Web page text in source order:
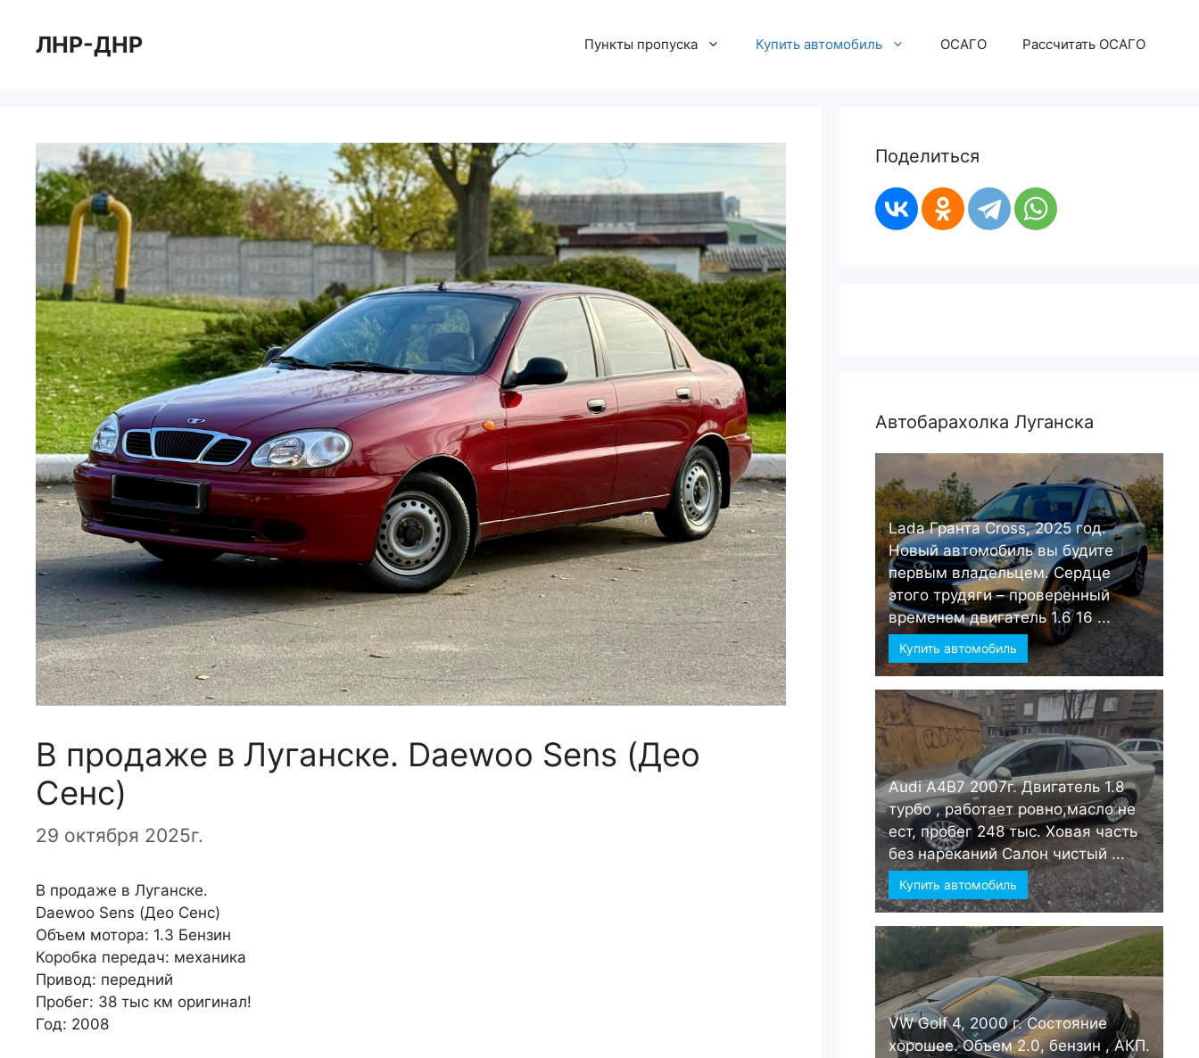
содержимому
ЛНР-ДНР Пункты пропуска Купить автомобиль ОСАГО Рассчитать ОСАГО
В продаже в Луганске. Daewoo Sens (Део
Сенс)
29 октября 2025г.
В продаже в Луганске.
Daewoo Sens (Део Сенс)
Объем мотора: 1.3 Бензин
Коробка передач: механика
Привод: передний
Пробег: 38 тыс км оригинал!
Год: 2008
Поделиться
Автобарахолка Луганска
Lada Гранта Cross, 2025 год.
Новый автомобиль вы будите
первым владельцем. Сердце
этого трудяги – проверенный
временем двигатель 1.6 16 ...
Купить автомобиль
Audi А4B7 2007г. Двигатель 1.8
турбо , работает ровно,масло не
ест, пробег 248 тыс. Ховая часть
без нареканий Салон чистый ...
Купить автомобиль
VW Golf 4, 2000 г. Состояние
хорошее. Объем 2.0, бензин , АКП.